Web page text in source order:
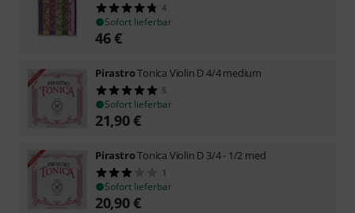
4
Sofort lieferbar
46€
PirastroTonica Violin D 4/4 medium
5
Sofort lieferbar
21,90€
PirastroTonica Violin D 3/4 - 1/2 med
1
Sofort lieferbar
20,90€